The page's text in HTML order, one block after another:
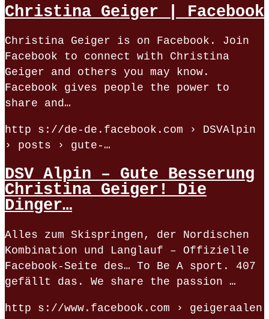
Christina Geiger | Facebook
Christina Geiger is on Facebook. Join
Facebook to connect with Christina
Geiger and others you may know.
Facebook gives people the power to
share and…
http s://de-de.facebook.com › DSVAlpin
› posts › gute-…
DSV Alpin – Gute Besserung
Christina Geiger! Die
Dinger…
Alles zum Skispringen, der Nordischen
Kombination und Langlauf – Offizielle
Facebook-Seite des… To Be A sport. 407
gefällt das. We share the passion …
http s://www.facebook.com › geigeraalen